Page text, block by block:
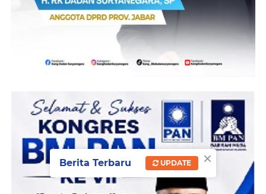
×
Berita Terbaru UPDATE